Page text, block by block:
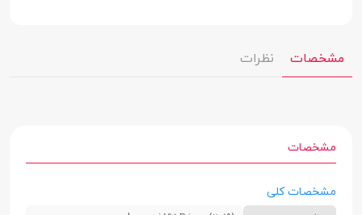
مشخصات نظرات
مشخصات
مشخصات کلی